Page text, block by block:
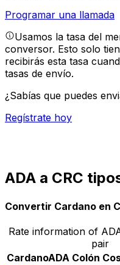
Programar una llamada
Usamos la tasa del
conversor. Esto solo
recibirás esta tasa
tasas de envío.
¿Sabías que puedes
Regístrate hoy
ADA a CRC
Convertir Cardano en
Rate information of
pair
CardanoADA Colón